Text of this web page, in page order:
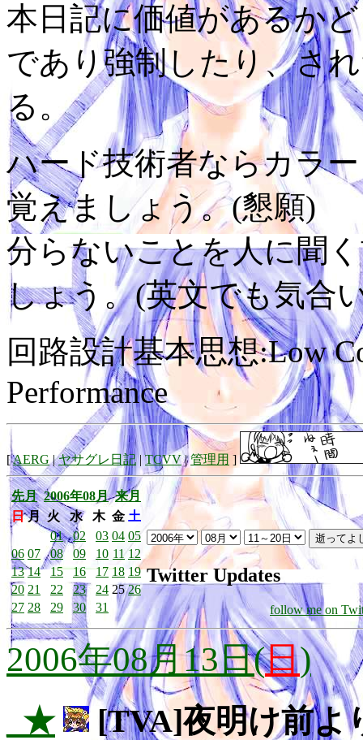
本日記に価値があるか
であり強制したり、さ
る。
ハード技術者ならカラ
覚えましょう。(懇願)
分らないことを人に聞
しょう。(英文でも気合
回路設計基本思想:Low
Performance
[AERG|ヤサグレ日記|TCVV|管理用 ]
先月 2006年08月 来月
日 月 火 水 木 金 土
01
02 03 04 05
06 07 08 09 10 11 12
13 14 15 16 17 18 19
20 21 22 23 24 25 26
27 28 29 30 31
Twitter Updates
follow me on
2006年08月13日(日)
_★ [TVA]夜明け前よ